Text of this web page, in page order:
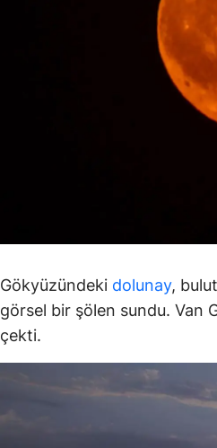
Gökyüzündeki dolunay,
görsel bir şölen sundu. Van
çekti.